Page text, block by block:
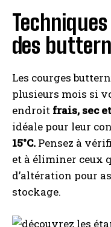
des
Les courges
plusieurs mois si
endroit frais, sec
idéale pour leur
15°C. Pensez à
et à éliminer ceux
d’altération pour
stockage.